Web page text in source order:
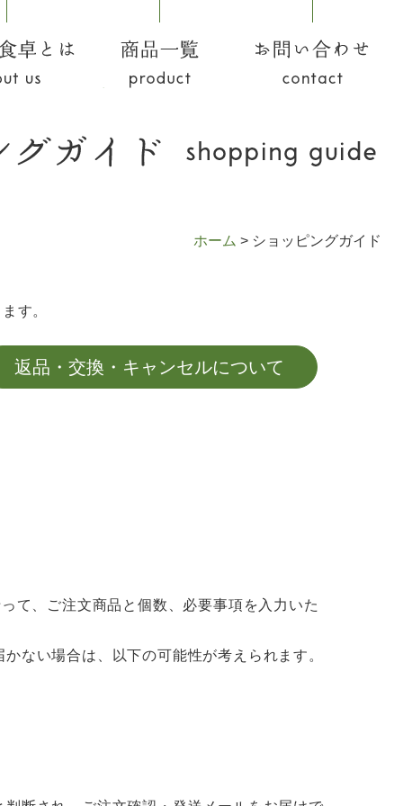
ホーム > ショッピングガイド
す。
返品・交換・キャンセルについて
て、ご注文商品と個数、必要事項を入力いた
ない場合は、以下の可能性が考えられます。